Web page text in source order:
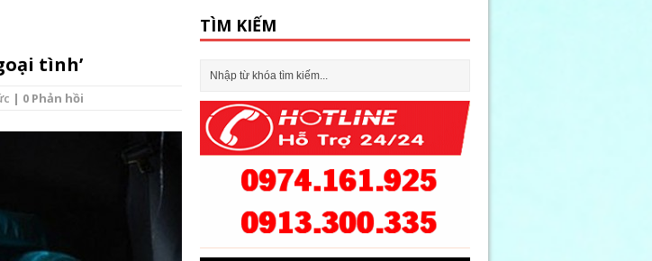
tình’
| 0 Phản hồi
TÌM KIẾM